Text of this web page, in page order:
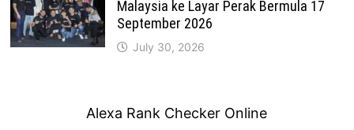
Malaysia ke Layar Perak Bermula 17
September 2026
July 30, 2026
Alexa Rank Checker Online